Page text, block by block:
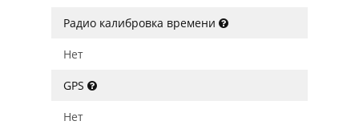
Радио калибровка времени
Нет
GPS
Нет